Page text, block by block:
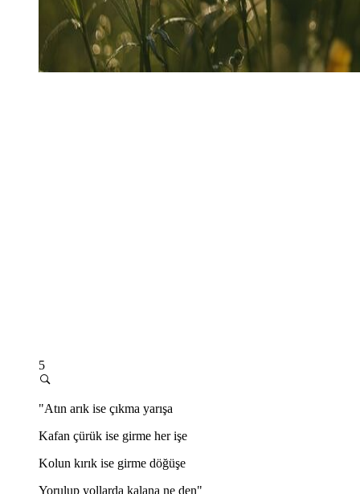
5
"Atın arık ise çıkma yarışa
Kafan çürük ise girme her işe
Kolun kırık ise girme döğüşe
Yorulup yollarda kalana ne den"